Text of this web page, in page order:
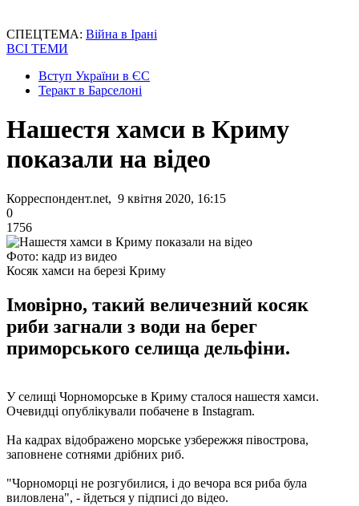
СПЕЦТЕМА: Війна в Ірані
ВСІ ТЕМИ
Вступ України в ЄС
Теракт в Барселоні
Нашестя хамси в Криму
показали на відео
Корреспондент.net, 9 квітня 2020, 16:15
0
1756
Фото: кадр из видео
Косяк хамси на березі Криму
Імовірно, такий величезний косяк
риби загнали з води на берег
приморського селища дельфіни.
У селищі Чорноморське в Криму сталося нашестя хамси.
Очевидці опублікували побачене в Instagram.
На кадрах відображено морське узбережжя півострова,
заповнене сотнями дрібних риб.
"Чорноморці не розгубилися, і до вечора вся риба була
виловлена", - йдеться у підписі до відео.